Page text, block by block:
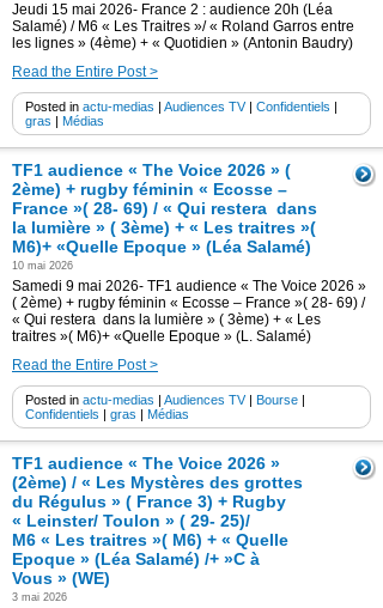
Jeudi 15 mai 2026- France 2 : audience 20h (Léa
Salamé) / M6 « Les Traitres »/ « Roland Garros entre
les lignes » (4ème) + « Quotidien » (Antonin Baudry)
Read the Entire Post >
Posted in actu-medias | Audiences TV| Confidentiels |
gras | Médias
TF1 audience « The Voice 2026 » (
2ème) + rugby féminin « Ecosse –
France »( 28- 69) / « Qui restera dans
la lumière » ( 3ème) + « Les traitres »(
M6)+ «Quelle Epoque » (Léa Salamé)
10 mai 2026
Samedi 9 mai 2026- TF1 audience « The Voice 2026 »
( 2ème) + rugby féminin « Ecosse – France »( 28- 69) /
« Qui restera dans la lumière » ( 3ème) + « Les
traitres »( M6)+ «Quelle Epoque » (L. Salamé)
Read the Entire Post >
Posted in actu-medias | Audiences TV| Bourse |
Confidentiels | gras | Médias
TF1 audience « The Voice 2026 »
(2ème) / « Les Mystères des grottes
du Régulus » ( France 3) + Rugby
« Leinster/ Toulon » ( 29- 25)/
M6 « Les traitres »( M6) + « Quelle
Epoque » (Léa Salamé) /+ »C à
Vous » (WE)
3 mai 2026